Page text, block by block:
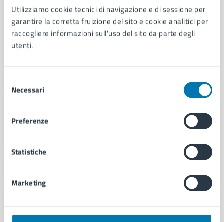
Utilizziamo cookie tecnici di navigazione e di sessione per
garantire la corretta fruizione del sito e cookie analitici per
raccogliere informazioni sull'uso del sito da parte degli
utenti.
delNecessari
Preferenze
Statistiche
Marketing
AMMINISTRAZIONE
Aree amministrative
Organi di governo
Municipalità
Personale amministrativo
Intranet, posta aziendale e protocollo
CATEGORIE DI SERVIZIO
Anagrafe e stato civile
Autorizzazioni
Documenti e certificati